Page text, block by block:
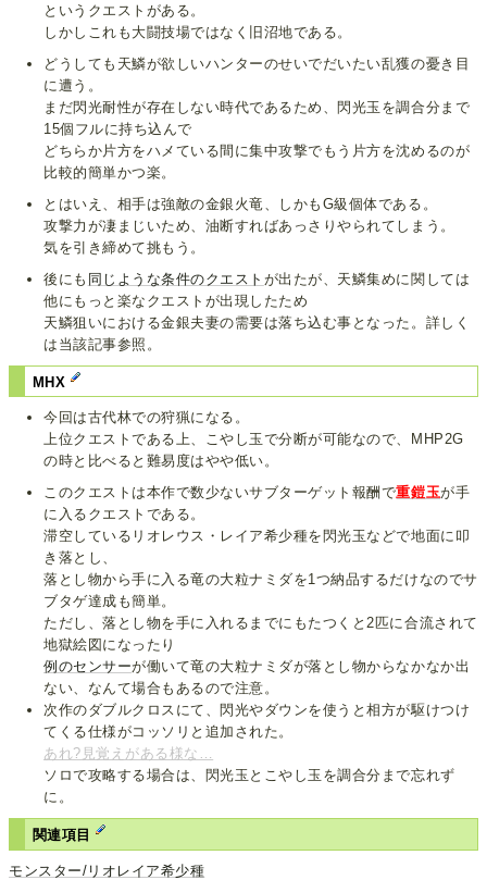
というクエストがある。
しかしこれも大闘技場ではなく旧沼地である。
どうしても天鱗が欲しいハンターのせいでだいたい乱獲の憂き目
に遭う。
まだ閃光耐性が存在しない時代であるため、閃光玉を調合分まで
15個フルに持ち込んで
どちらか片方をハメている間に集中攻撃でもう片方を沈めるのが
比較的簡単かつ楽。
とはいえ、相手は強敵の金銀火竜、しかもG級個体である。
攻撃力が凄まじいため、油断すればあっさりやられてしまう。
気を引き締めて挑もう。
後にも 同じような条件のクエスト が出たが、天鱗集めに関しては
他にもっと楽なクエストが出現したため
天鱗狙いにおける金銀夫妻の需要は落ち込む事となった。詳しく
は当該記事参照。
MHX
今回は古代林での狩猟になる。
上位クエストである上、こやし玉で分断が可能なので、MHP2G
の時と比べると難易度はやや低い。
このクエストは本作で数少ないサブターゲット報酬で重鎧玉が手
に入るクエストである。
滞空しているリオレウス・レイア希少種を閃光玉などで地面に叩
き落とし、
落とし物から手に入る竜の大粒ナミダを1つ納品するだけなのでサ
ブタゲ達成も簡単。
ただし、落とし物を手に入れるまでにもたつくと2匹に合流されて
地獄絵図になったり
例のセンサーが働いて竜の大粒ナミダが落とし物からなかなか出
ない、なんて場合もあるので注意。
次作のダブルクロスにて、閃光やダウンを使うと相方が駆けつけ
てくる仕様がコッソリと追加された。
あれ?見覚えがある様な…
ソロで攻略する場合は、閃光玉とこやし玉を調合分まで忘れず
に。
関連項目
モンスター/リオレイア希少種